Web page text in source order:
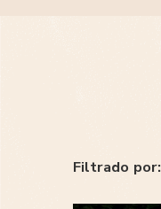
Filtrado por: